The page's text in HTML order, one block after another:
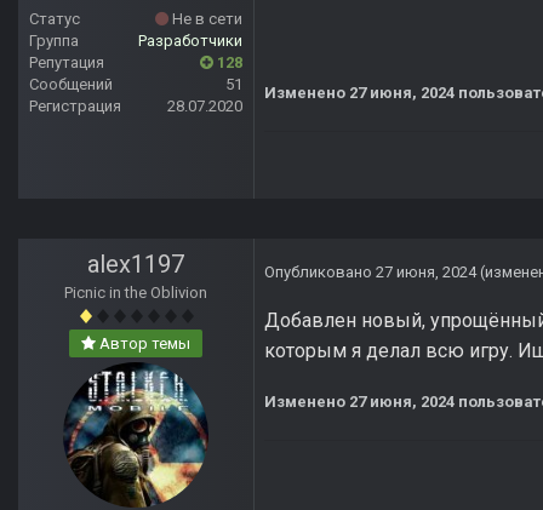
Статус
Не в сети
Группа
Разработчики
Репутация
128
Сообщений
51
Регистрация
28.07.2020
Изменено 27 июня, 2024
alex1197
Picnic in the Oblivion
Автор темы
Опубликовано 27 июня, 2024
Добавлен новый, упрощённый
которым я делал всю игру.
Изменено 27 июня, 2024